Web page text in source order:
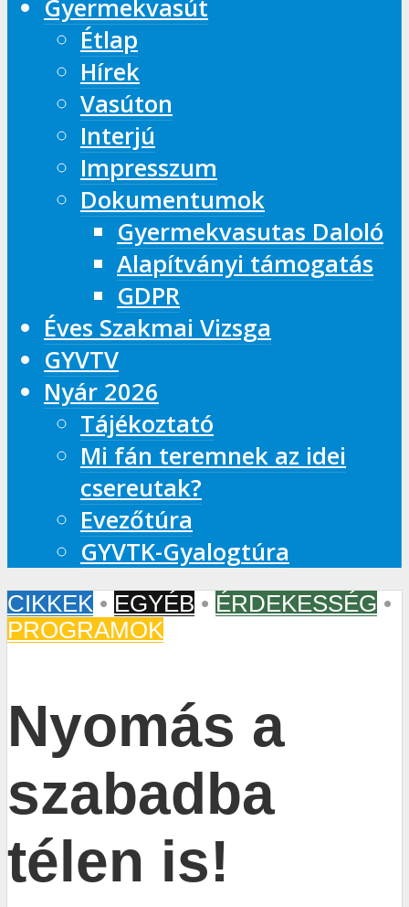
Gyermekvasút
Étlap
Hírek
Vasúton
Interjú
Impresszum
Dokumentumok
Gyermekvasutas Daloló
Alapítványi támogatás
GDPR
Éves Szakmai Vizsga
GYVTV
Nyár 2026
Tájékoztató
Mi fán teremnek az idei
csereutak?
Evezőtúra
GYVTK-Gyalogtúra
CIKKEK • EGYÉB • ÉRDEKESSÉG •
PROGRAMOK
Nyomás a
szabadba
télen is!